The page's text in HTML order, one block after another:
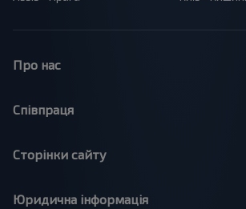
Про нас
Співпраця
Сторінки сайту
Юридична інформація